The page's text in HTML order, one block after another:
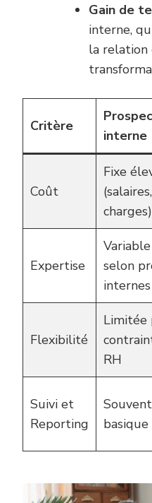
Gain de
interne,
la
Critère
interne
Coût
Fixe
(salaires,
charges)
Expertise
Variable
selon
internes
Flexibilité
Limitée
RH
Suivi et
Reporting
Souvent
basique